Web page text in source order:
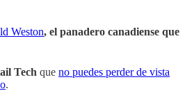
Weston, el panadero canadiense que
Tech que no puedes perder de vista
.